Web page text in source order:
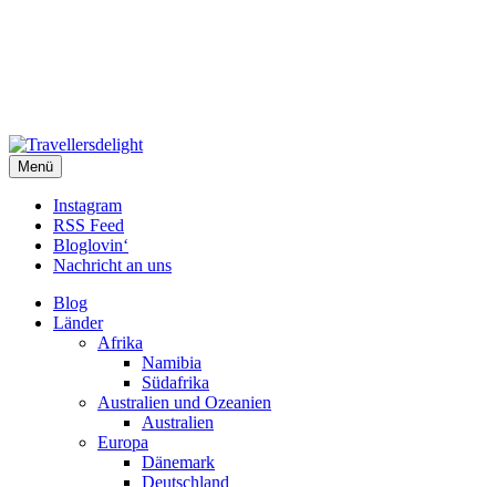
Travellersdelight
TRAVEL – LIVESTYLE – PHOTOGRAPHY
Menü
Instagram
RSS Feed
Bloglovin‘
Nachricht an uns
Blog
Länder
Afrika
Namibia
Südafrika
Australien und Ozeanien
Australien
Europa
Dänemark
Deutschland